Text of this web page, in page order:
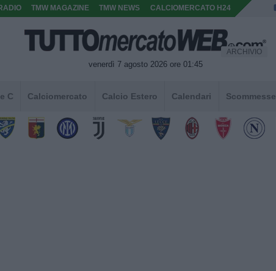
TMW MAGAZINE TMW NEWS CALCIOMERCATO H24
venerdì 7 agosto 2026 ore 01:45
ARCHIVIO
C Calciomercato Calcio Estero Calendari Scommesse